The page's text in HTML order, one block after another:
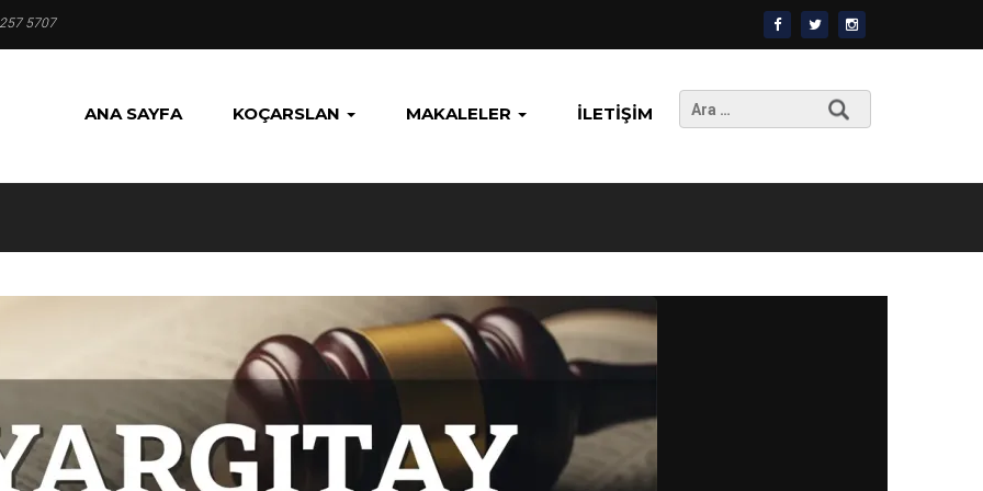
5707
ANA SAYFA KOÇARSLAN MAKALELER İLETIŞIM
Arama: